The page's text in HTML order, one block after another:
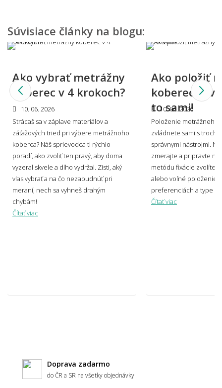
Aký metrážny koberec vybrať, keď mám
domácich miláčikov?
Môžem vidieť, ako by metrážny koberec
vyzeral u mňa doma?
Viete mi miestnosť namodelovať aj do iného
Aký materiál metrážneho koberca vybrať -
koberca?
Súvisiace články na blogu:
Ako vybrať metrážny
koberec v 4 krokoch?
10. 06. 2026
Strácaš sa v záplave materiálov a
záťažových tried pri výbere metrážnoho
koberca? Náš sprievodca ti rýchlo
poradí, ako zvoliť ten pravý, aby doma
vyzeral skvele a dlho vydržal. Zisti, aký
vlas vybrať a na čo nezabudnúť pri
meraní, nech sa vyhneš drahým
chybám!
Čítať viac
Ako položiť
koberec?
to sami!
10. 06. 2026
Položenie metrážneho
zvládnete sami s
správnymi nástrojmi.
zmerajte a pripravte
metódu fixácie zvolíte
alebo voľné položenie?
preferenciách a type
Čítať viac
Doprava zadarmo
do ČR a SR na všetky objednávky